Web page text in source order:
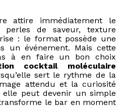
attire immédiatement le
perles de saveur, texture
: le format possède une
un événement. Mais cette
à en faire un bon choix
cocktail moléculaire
sert le rythme de la
attendu et la curiosité
elle peut devenir un simple
le bar en moment